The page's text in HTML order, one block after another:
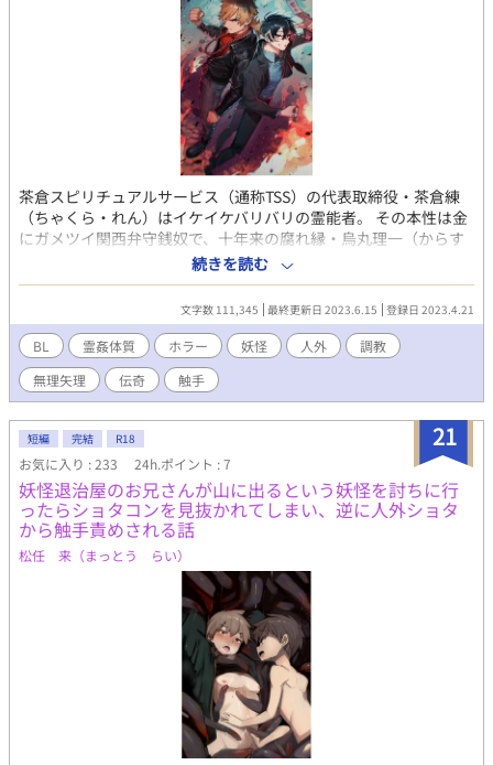
茶倉スピリチュアルサービス（通称TSS）の代表取締役・茶倉練
（ちゃくら・れん）はイケイケバリバリの霊能者。 その本性は金
にガメツイ関西弁守銭奴で、十年来の腐れ縁・烏丸理一（からす
ま・りいち）を馬車馬の如くこき使っていた。 昔馴染みの修験
者・煤祓正（すすはら・せい）に会うため久しぶりに十江村を訪
れた茶倉は、個人的に因縁ある正の息子・玄（げん）と再会を果
たす。 茶倉と玄は十五年前「稚児の戯」と呼ばれる術者の子弟の
技比べに参加した間柄だが、玄は自分を下し、勝利を掴んだ茶倉
を恨んでいた。 一方十江村では、祭りの日に開催される稚児行列
で神隠しが起きていた。 正と共に山奥で修行していた茶倉は、嘗
て消えた稚児たちが戯れる現場に出くわし、神隠しのカラクリを
看破するのだが……。 （ホラー/ミステリー/触手/人外/異種姦/凌
辱/無理矢理/SМ/調教/執着/関西弁/誘い受け） ※時系列的には
「死神問答」と「憑依狂言」の間。東北で修行中の茶倉の話で
す。 ※浮気描写有りなので注意。茶倉が受けに回っています。 表
紙：ｶﾂﾊｼ（@katsuhashi_TW）様 挿絵：甘夜にふる
（@amayo2_full）様
続きを読む
文字数 111,345 最終更新日 2023.6.15 登録日 2023.4.21
BL 霊姦体質 ホラー 妖怪 人外
調教
無理矢理
伝奇 触手
21
短編 完結 R18
お気に入り : 233 24h.ポイント : 7
妖怪退治屋のお兄さんが山に出るという妖怪を討ちに行
ったらショタコンを見抜かれてしまい、逆に人外ショタ
から触手責めされる話
松任 来（まっとう らい）